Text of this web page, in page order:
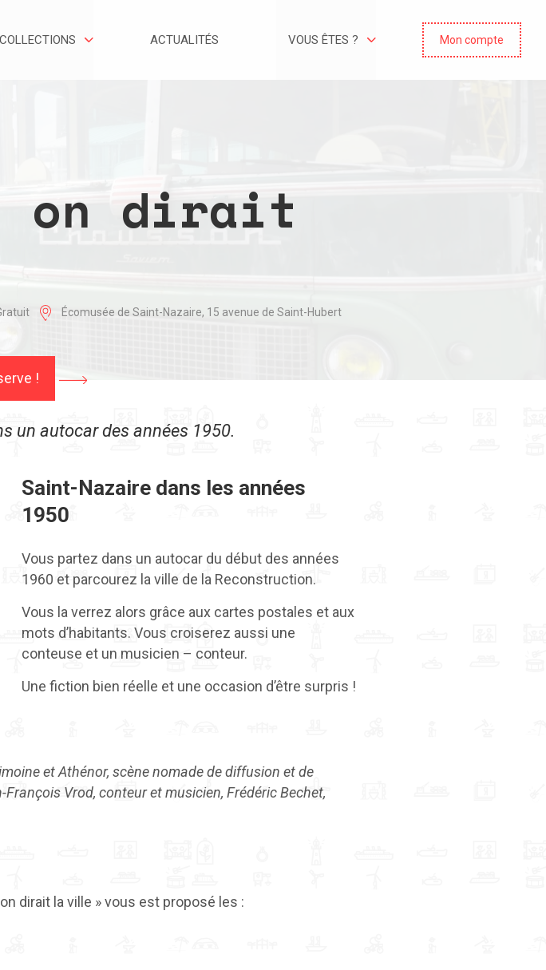
ACTUALITÉS VOUS ÊTES ? Mon compte
on dirait
Écomusée de Saint-Nazaire, 15 avenue de Saint-Hubert
!
un autocar des années 1950.
Saint-Nazaire dans les années
1950
Vous partez dans un autocar du début des années
1960 et parcourez la ville de la Reconstruction.
Vous la verrez alors grâce aux cartes postales et aux
mots d’habitants. Vous croiserez aussi une
conteuse et un musicien – conteur.
Une fiction bien réelle et une occasion d’être surpris !
et Athénor, scène nomade de diffusion et de
Vrod, conteur et musicien, Frédéric Bechet,
dirait la ville » vous est proposé les :